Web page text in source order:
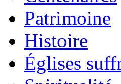
Patrimoine
Histoire
Églises